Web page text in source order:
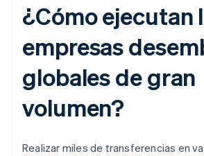
¿Cómo ejecutan
empresas
globales de gran
volumen?
Realizar miles de transferencias en